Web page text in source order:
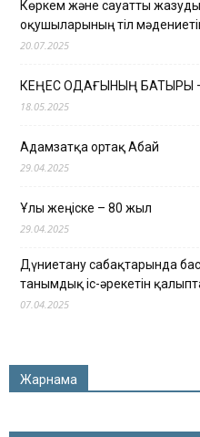
Көркем және сауатты
оқушыларының тіл
20.07.2025
КЕҢЕС ОДАҒЫНЫҢ БАТЫРЫ
18.05.2025
Адамзатқа ортақ Абай
29.04.2025
Ұлы жеңіске – 80 жыл
29.04.2025
Дүниетану сабақтарында
танымдық іс-әрекетін
07.04.2025
Жарнама